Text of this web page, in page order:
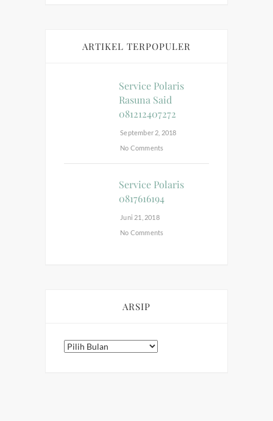
ARTIKEL TERPOPULER
Service Polaris
Rasuna Said
081212407272
September 2, 2018
No Comments
Service Polaris
0817616194
Juni 21, 2018
No Comments
ARSIP
Arsip